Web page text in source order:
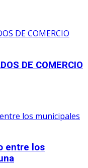
DE COMERCIO
entre los